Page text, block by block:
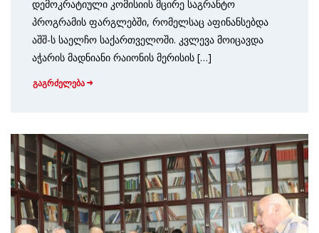
დემოკრატიული კომისიის მცირე საგრანტო
პროგრამის ფარგლებში, რომელსაც აფინანსებდა
აშშ-ს საელჩო საქართველოში. კვლევა მოიცავდა
აჭარის მადნიანი რაიონის მერისის […]
გაგრძელება